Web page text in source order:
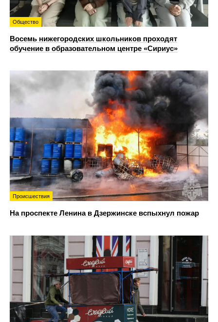
Общество
Восемь нижегородских школьников проходят
обучение в образовательном центре «Сириус»
Происшествия
На проспекте Ленина в Дзержинске вспыхнул пожар